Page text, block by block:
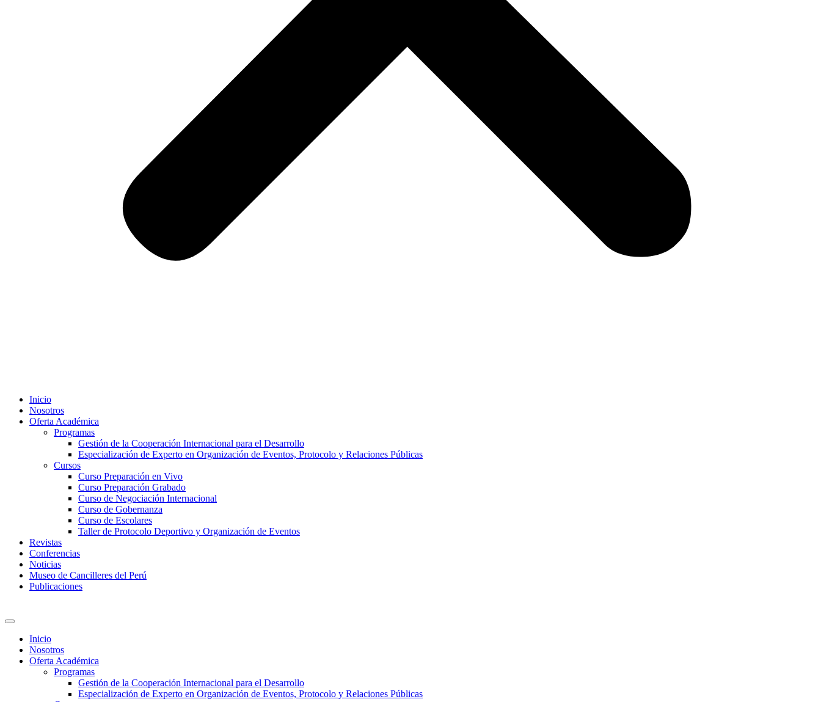
Inicio
Nosotros
Oferta Académica
Programas
Gestión de la Cooperación Internacional para el Desarrollo
Especialización de Experto en Organización de Eventos, Protocolo y Relaciones Públicas
Cursos
Curso Preparación en Vivo
Curso Preparación Grabado
Curso de Negociación Internacional
Curso de Gobernanza
Curso de Escolares
Taller de Protocolo Deportivo y Organización de Eventos
Revistas
Conferencias
Noticias
Museo de Cancilleres del Perú
Publicaciones
Inicio
Nosotros
Oferta Académica
Programas
Gestión de la Cooperación Internacional para el Desarrollo
Especialización de Experto en Organización de Eventos, Protocolo y Relaciones Públicas